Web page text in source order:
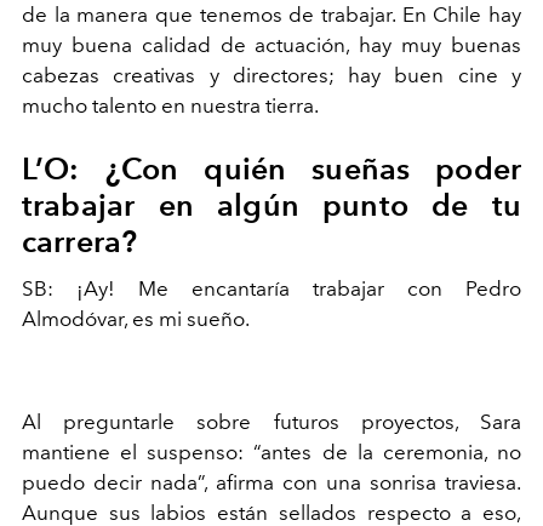
de la manera que tenemos de trabajar. En Chile hay
muy buena calidad de actuación, hay muy buenas
cabezas creativas y directores; hay buen cine y
mucho talento en nuestra tierra.
L’O: ¿Con quién sueñas poder
trabajar en algún punto de tu
carrera?
SB: ¡Ay! Me encantaría trabajar con Pedro
Almodóvar, es mi sueño.
Al preguntarle sobre futuros proyectos, Sara
mantiene el suspenso: “antes de la ceremonia, no
puedo decir nada”, afirma con una sonrisa traviesa.
Aunque sus labios están sellados respecto a eso,